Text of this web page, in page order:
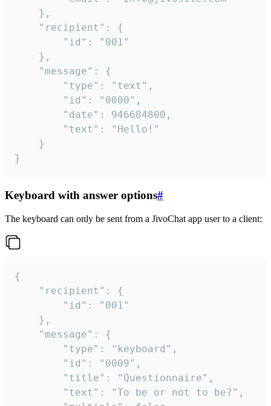
}
Keyboard with answer options#
The keyboard can only be sent from a JivoChat app user to a client:
{